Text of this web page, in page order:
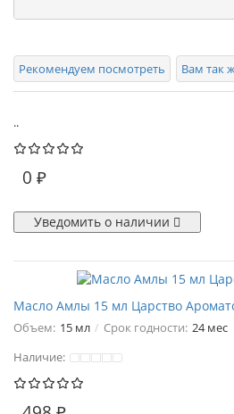
Рекомендуем посмотреть Вам так
..
0 ₽
Уведомить о наличии
Масло Амлы 15 мл Царство
Объем: 15 мл Срок годности: 24 мес
Наличие: